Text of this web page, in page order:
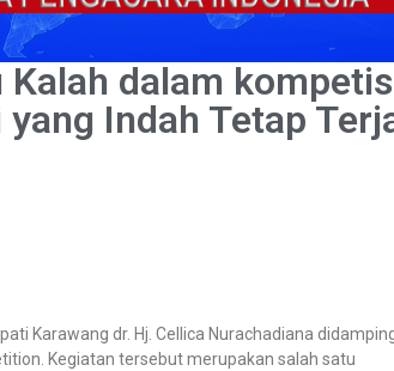
dalam
Indah Tetap
Karawang dr. Hj. Cellica Nurachadiana
Kegiatan tersebut merupakan salah satu